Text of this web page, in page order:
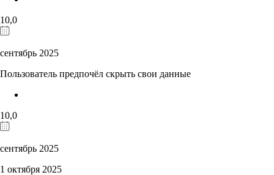
10,0
сентябрь 2025
Пользователь предпочёл скрыть свои данные
10,0
сентябрь 2025
1 октября 2025